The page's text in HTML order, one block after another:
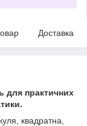
Доставка
для практичних
квадратна,